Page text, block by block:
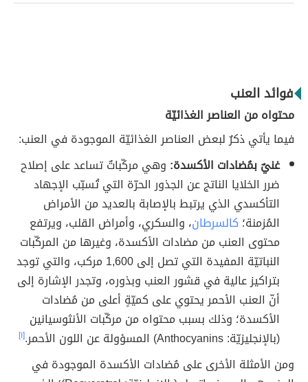
فوائد العنب
محتواه من العناصر الغذائيّة
فيما يأتي ذكرٌ لبعض العناصر الغذائيّة الموجودة في العنب:
غنيٌ بمُضادات الأكسدة: وهي مركّباتٌ تساعد على إصلاح
ضرر الخلايا الناتج عن الجذور الحرّة التي تُسبّب الإجهاد
التأكسدي الذي يرتبط بالإصابة بالعديد من الأمراض
المُزمنة؛ كالسرطان، والسكري، وأمراض القلب، ويرتفع
محتوى العنب من مضادات الأكسدة، وغيرها من المركّبات
النباتيّة المفيدة التي تصل إلى 1,600 مركب، والتي توجد
بتراكيز عالية في قشور العنب وبذوره، وتجدر الإشارة إلى
أنّ العنب الأحمر يحتوي على كميّةٍ أعلى من مُضادات
الأكسدة؛ وذلك بسبب محتواه من مركّبات الأنثوسيانين
(بالإنجليزيّة: Anthocyanins) المسؤولة عن اللون الأحمر.
[١]
ومن الأمثلة الأخرى على مُضادات الأكسدة الموجودة في